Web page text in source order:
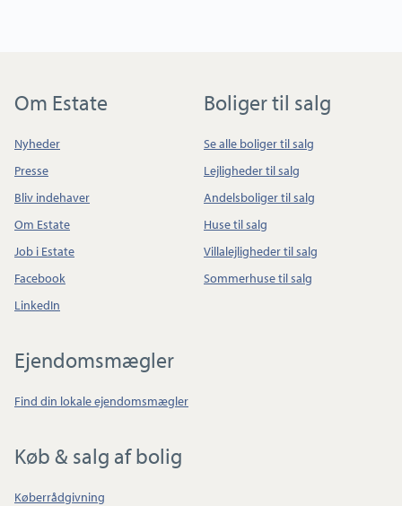
Om Estate
Nyheder
Presse
Bliv indehaver
Om Estate
Job i Estate
Facebook
LinkedIn
Boliger til salg
Se alle boliger til salg
Lejligheder til salg
Andelsboliger til salg
Huse til salg
Villalejligheder til salg
Sommerhuse til salg
Ejendomsmægler
Find din lokale ejendomsmægler
Køb & salg af bolig
Køberrådgivning